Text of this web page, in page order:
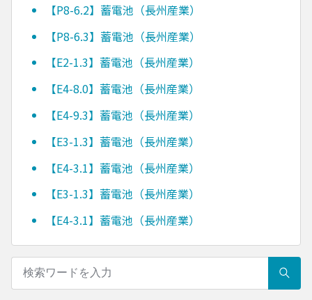
【P8-6.2】蓄電池（長州産業）
【P8-6.3】蓄電池（長州産業）
【E2-1.3】蓄電池（長州産業）
【E4-8.0】蓄電池（長州産業）
【E4-9.3】蓄電池（長州産業）
【E3-1.3】蓄電池（長州産業）
【E4-3.1】蓄電池（長州産業）
【E3-1.3】蓄電池（長州産業）
【E4-3.1】蓄電池（長州産業）